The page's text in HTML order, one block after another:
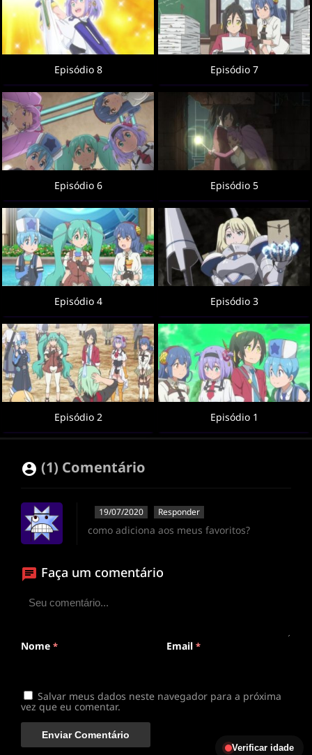
Episódio 8 Episódio 7
Episódio 6 Episódio 5
Episódio 4 Episódio 3
Episódio 2 Episódio 1
(1) Comentário
19/07/2020 Responder
como adiciona aos meus favoritos?
Faça um comentário
Nome * Email *
Salvar meus dados neste navegador para a próxima
vez que eu comentar.
Verificar idade